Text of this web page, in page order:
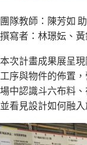
團隊教師：陳芳如
撰寫者：林璟妘、
本次計畫成果展呈
工序與物件的佈置
場中認識斗六布料
並看見設計如何融